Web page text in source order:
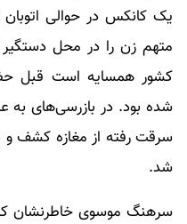
یک کانکس در حوالی اتوبان
متهم زن را در محل دستگیر
کشور همسایه است قبل
شده بود. در بازرسی‌های به
سرقت رفته از مغازه کشف و
شد.
سرهنگ موسوی خاطرنشان